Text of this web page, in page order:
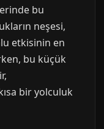
bu
neşesi,
etkisinin en
bu küçük
bir yolculuk